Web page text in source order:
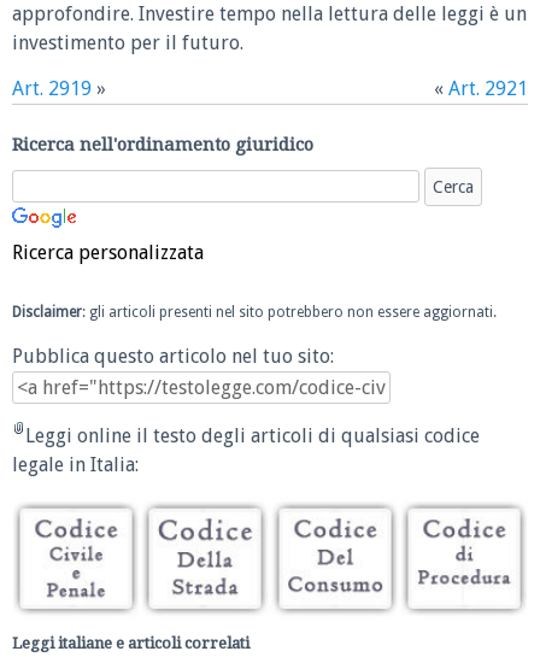
approfondire. Investire tempo nella lettura delle leggi è un
investimento per il futuro.
Art. 2919 » « Art. 2921
Ricerca nell'ordinamento giuridico
Ricerca personalizzata
Disclaimer: gli articoli presenti nel sito potrebbero non essere aggiornati.
Pubblica questo articolo nel tuo sito:
Leggi online il testo degli articoli di qualsiasi codice
legale in Italia:
Leggi italiane e articoli correlati